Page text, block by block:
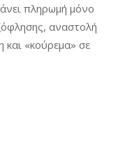
πληρωμή μόνο
αναστολή
«κούρεμα» σε